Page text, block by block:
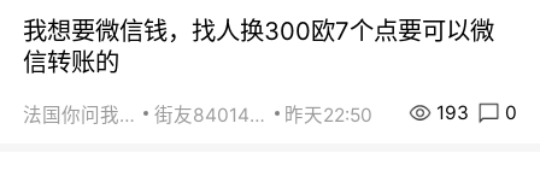
我想要微信钱，找人换300欧7个点要可以微
信转账的
法国你问我答 街友84014588 昨天22:50 193 0